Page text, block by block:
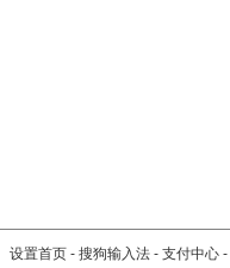
设置首页 - 搜狗输入法 - 支付中心 -